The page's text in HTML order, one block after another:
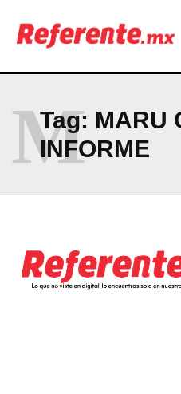
¿Y si el futuro industrial de
partida
Company
CONTACT
NEWSLETTER
Tag: MARU
INFORME
M